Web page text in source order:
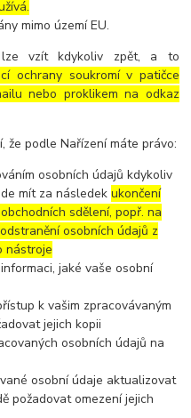
mimo území EU.
lze vzít kdykoliv zpět, a to
ochrany soukromí v patičce
nebo proklikem na odkaz
že podle Nařízení máte právo:
osobních údajů kdykoliv
mít za následekukončení
sdělení, popř. na
osobních údajů z
nástroje
jaké vaše osobní
k vašim zpracovávaným
jejich kopii
osobních údajů na
osobní údaje aktualizovat
požadovat omezení jejich